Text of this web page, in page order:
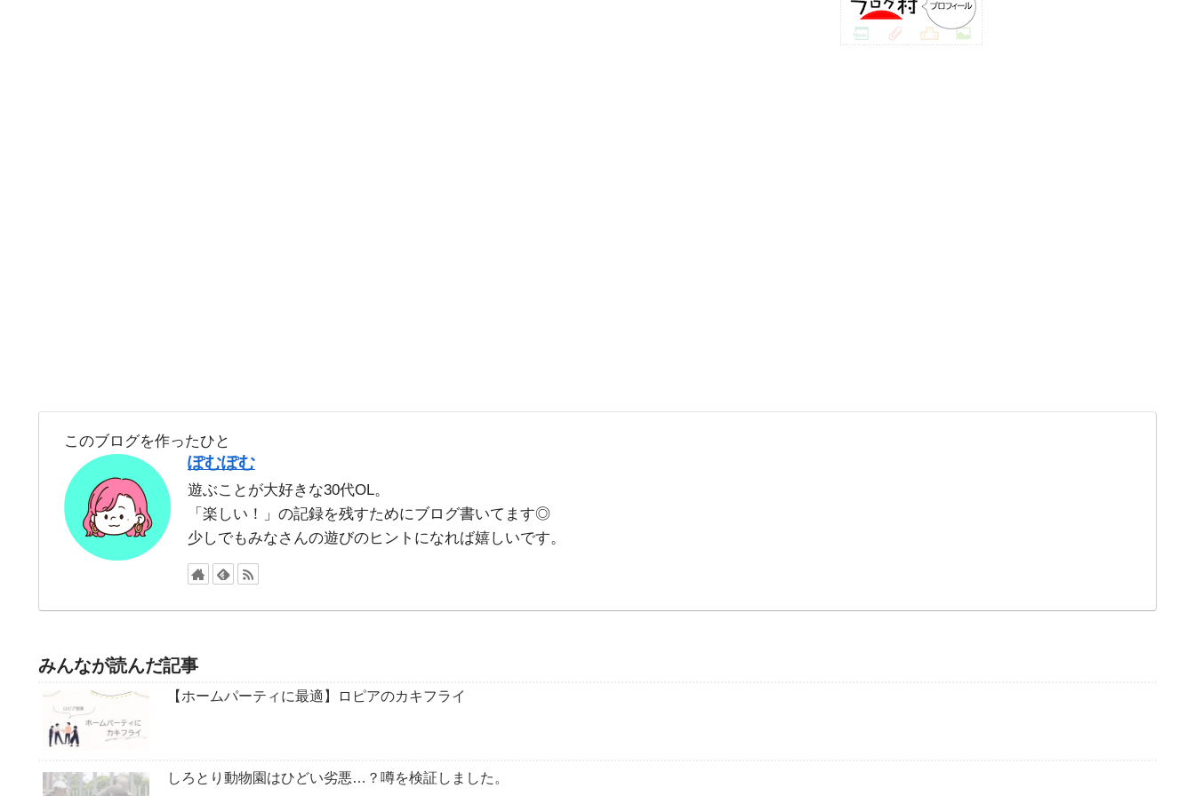
このブログを作ったひと
ぽむぽむ
遊ぶことが大好きな30代OL。
「楽しい！」の記録を残すためにブログ書いてます◎
少しでもみなさんの遊びのヒントになれば嬉しいです。
みんなが読んだ記事
【ホームパーティに最適】ロピアのカキフライ
しろとり動物園はひどい劣悪…？噂を検証しました。